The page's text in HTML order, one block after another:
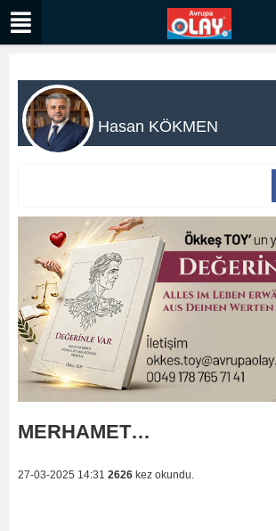
Hasan KÖKMEN
MERHAMET…
27-03-2025 14:31 2626 kez okundu.